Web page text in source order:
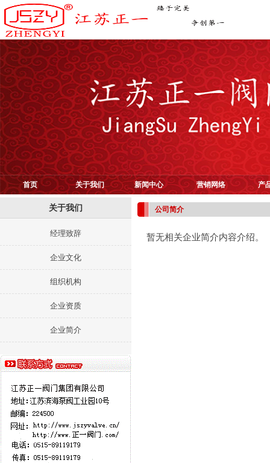
首页 关于我们 新闻中心 营销网络 产
关于我们
经理致辞
企业文化
组织机构
企业资质
企业简介
公司简介
暂无相关企业简介内容介绍。